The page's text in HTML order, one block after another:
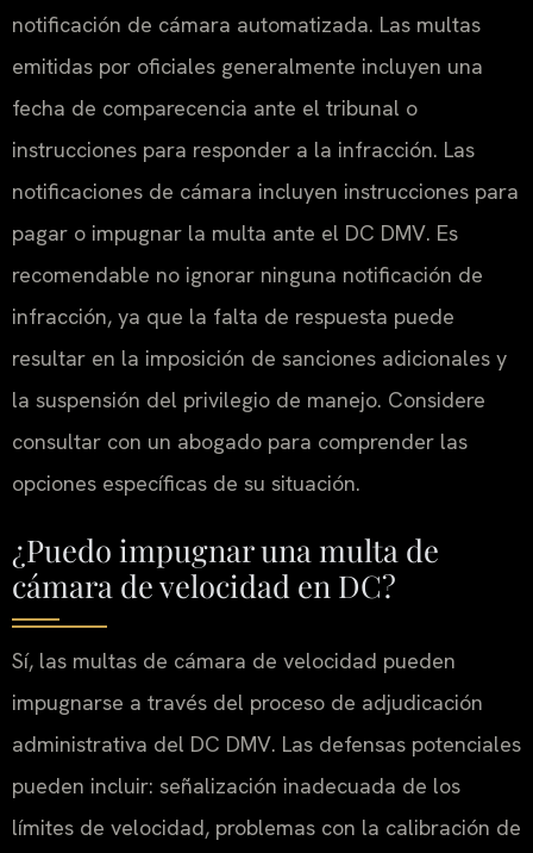
notificación de cámara automatizada. Las multas
emitidas por oficiales generalmente incluyen una
fecha de comparecencia ante el tribunal o
instrucciones para responder a la infracción. Las
notificaciones de cámara incluyen instrucciones para
pagar o impugnar la multa ante el DC DMV. Es
recomendable no ignorar ninguna notificación de
infracción, ya que la falta de respuesta puede
resultar en la imposición de sanciones adicionales y
la suspensión del privilegio de manejo. Considere
consultar con un abogado para comprender las
opciones específicas de su situación.
¿Puedo impugnar una multa de
cámara de velocidad en DC?
Sí, las multas de cámara de velocidad pueden
impugnarse a través del proceso de adjudicación
administrativa del DC DMV. Las defensas potenciales
pueden incluir: señalización inadecuada de los
límites de velocidad, problemas con la calibración de